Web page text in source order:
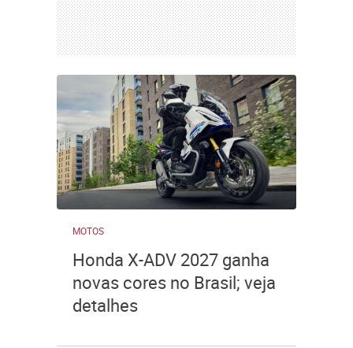
MOTOS
Honda X-ADV 2027 ganha
novas cores no Brasil; veja
detalhes